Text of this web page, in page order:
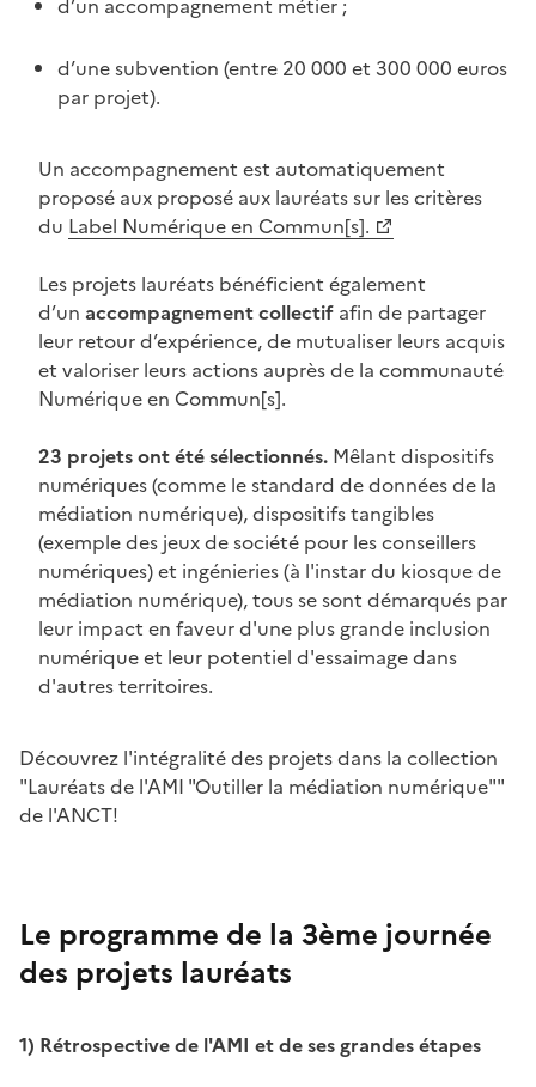
d’un accompagnement métier ;
d’une subvention (entre 20 000 et 300 000 euros
par projet).
Un accompagnement est automatiquement
proposé aux proposé aux lauréats sur les critères
du Label Numérique en Commun[s].
Les projets lauréats bénéficient également
d’un accompagnement collectif afin de partager
leur retour d’expérience, de mutualiser leurs acquis
et valoriser leurs actions auprès de la communauté
Numérique en Commun[s].
23 projets ont été sélectionnés. Mêlant dispositifs
numériques (comme le standard de données de la
médiation numérique), dispositifs tangibles
(exemple des jeux de société pour les conseillers
numériques) et ingénieries (à l'instar du kiosque de
médiation numérique), tous se sont démarqués par
leur impact en faveur d'une plus grande inclusion
numérique et leur potentiel d'essaimage dans
d'autres territoires.
Découvrez l'intégralité des projets dans la collection
"Lauréats de l'AMI "Outiller la médiation numérique""
de l'ANCT!
Le programme de la 3ème journée
des projets lauréats
1) Rétrospective de l'AMI et de ses grandes étapes